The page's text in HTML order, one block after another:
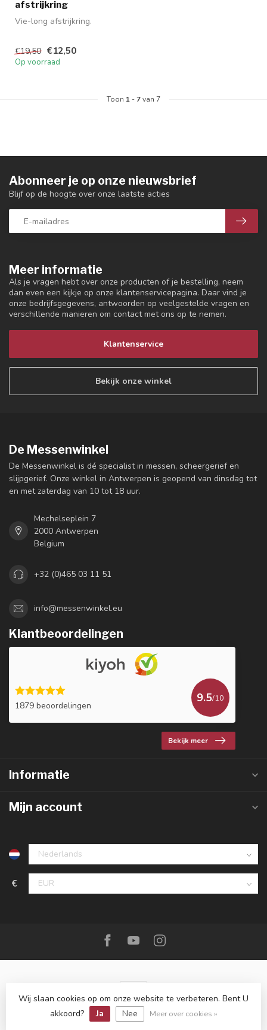
afstrijkring
Vie-long afstrijkring.
€19,50 €12,50
Op voorraad
Toon 1 -7van 7
Meer informatie
Als je vragen hebt over onze producten of je bestelling, neem
dan even een kijkje op onze klantenservicepagina. Daar vind je
onze bedrijfsgegevens, antwoorden op veelgestelde vragen en
verschillende manieren om contact met ons op te nemen.
Klantenservice
Bekijk onze winkel
Abonneer je op onze nieuwsbrief
Blijf op de hoogte over onze laatste acties
De Messenwinkel
De Messenwinkel is dé specialist in messen, scheergerief en
slijpgerief. Onze winkel in Antwerpen is geopend van dinsdag tot
en met zaterdag van 10 tot 18 uur.
Mechelseplein 7
2000 Antwerpen
Belgium
+32 (0)465 03 11 51
info@messenwinkel.eu
Klantbeoordelingen
1879 beoordelingen
9.5/10
Bekijk meer
Informatie
Mijn account
€
© Copyright 2026 De Messenwinkel
Wij slaan cookies op om onze website te verbeteren. Bent U
akkoord?
Ja Nee Meer over cookies »